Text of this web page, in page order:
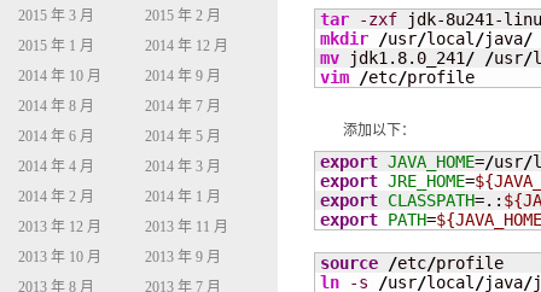
tar
-zxf
mkdir
/usr/local /java/
mv jdk1.8.0_241 / /usr/
vim
/etc/profile
添加以下：
export JAVA_HOME=/usr/
export JRE_HOME=
export CLASSPATH=.:
export PATH=
source /etc/
ln
-s /usr/local /java/
2015 年 3 月
2015 年 2 月
2015 年 1 月
2014 年 12 月
2014 年 10 月
2014 年 9 月
2014 年 8 月
2014 年 7 月
2014 年 6 月
2014 年 5 月
2014 年 4 月
2014 年 3 月
2014 年 2 月
2014 年 1 月
2013 年 12 月
2013 年 11 月
2013 年 10 月
2013 年 9 月
2013 年 8 月
2013 年 7 月